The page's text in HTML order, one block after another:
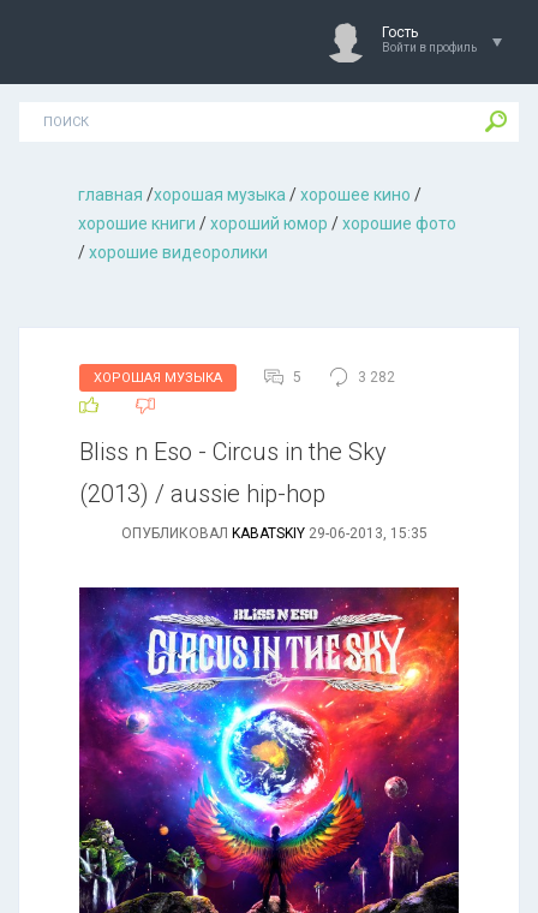
Гость
Войти в профиль
главная /хорошая музыкa /хорошее кино /
хорошие книги /хороший юмор /хорошие фото
/хорошие видеоролики
ХОРОШАЯ МУЗЫКА 5 3 282
Bliss n Eso - Circus in the Sky
(2013) / aussie hip-hop
ОПУБЛИКОВАЛ KABATSKIY 29-06-2013, 15:35